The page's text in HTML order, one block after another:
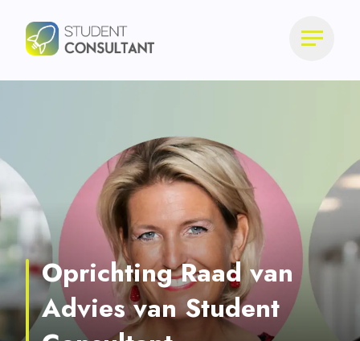
Oprichting Raad van
Advies van Student